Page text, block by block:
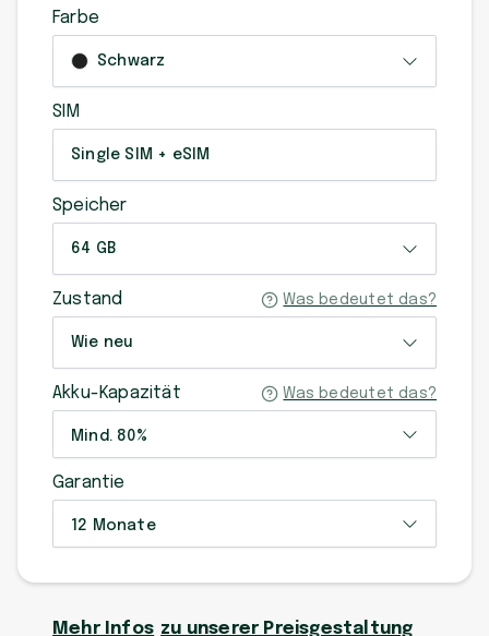
Farbe
Schwarz
SIM
Single SIM + eSIM
Speicher
64 GB
Zustand Was bedeutet das?
Wie neu
Akku-Kapazität Was bedeutet das?
Mind. 80%
Garantie
12 Monate
Mehr Infos zu unserer Preisgestaltung